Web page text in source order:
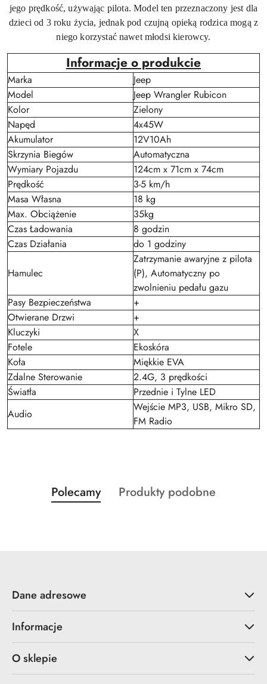
jego prędkość, używając pilota. Model ten przeznaczony jest dla
dzieci od 3 roku życia, jednak pod czujną opieką rodzica mogą z
niego korzystać nawet młodsi kierowcy.
Informacje o produkcie
Marka
Jeep
Model
Jeep Wrangler Rubicon
Kolor
Zielony
Napęd
4x45W
Akumulator
12V10Ah
Skrzynia Biegów
Automatyczna
Wymiary Pojazdu
124cm x 71cm x 74cm
Prędkość
3-5 km/h
Masa Własna
18 kg
Max. Obciążenie
35kg
Czas Ładowania
8 godzin
Czas Działania
do 1 godziny
Hamulec
Zatrzymanie awaryjne z pilota
(P), Automatyczny po
zwolnieniu pedału gazu
Pasy Bezpieczeństwa
+
Otwierane Drzwi
+
Kluczyki
X
Fotele
Ekoskóra
Koła
Miękkie EVA
Zdalne Sterowanie
2.4G, 3 prędkości
Światła
Przednie i Tylne LED
Audio
Wejście MP3, USB, Mikro SD,
FM Radio
Pomiń karuzelę produktów
Produkty
o
Polecamy
Produkty
Produkty podobne
Dane adresowe
Informacje
O sklepie